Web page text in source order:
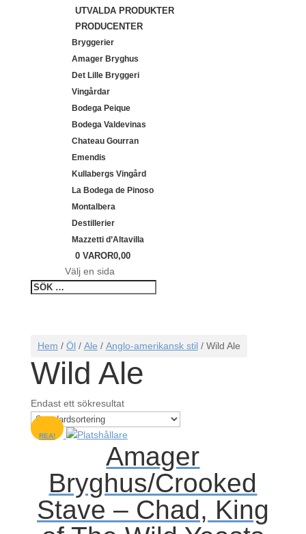
UTVALDA PRODUKTER
PRODUCENTER
Bryggerier
Amager Bryghus
Det Lille Bryggeri
Vingårdar
Bodega Peique
Bodega Valdevinas
Chateau Gourran
Emendis
Kullabergs Vingård
La Bodega de Pinoso
Montalbera
Destillerier
Mazzetti d’Altavilla
0 VAROR0,00
Välj en sida
Hem / Öl/ Ale / Anglo-amerikansk stil/ Wild Ale
Wild Ale
Endast ett sökresultat
REA!
Amager
Bryghus/Crooked
Stave – Chad, King